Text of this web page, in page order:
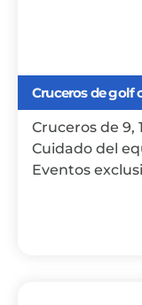
Cruceros de golf
Cruceros de 9, 11 o 14
Cuidado del
Eventos